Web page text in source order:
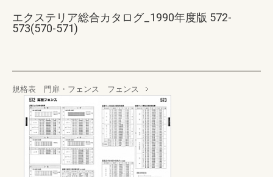
エクステリア総合カタログ_1990年度版 572-
573(570-571)
規格表 門扉・フェンス フェンス